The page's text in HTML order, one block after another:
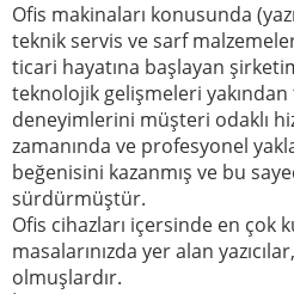
Ofis makinaları konusunda
teknik servis ve sarf
ticari hayatına başlayan
teknolojik gelişmeleri
deneyimlerini müşteri odaklı
zamanında ve profesyonel
beğenisini kazanmış ve bu
sürdürmüştür.
Ofis cihazları içersinde en çok
masalarınızda yer alan
olmuşlardır.